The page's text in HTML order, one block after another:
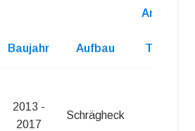
Baujahr Aufbau
Anzahl
Turen
2013 -
2017
Schrägheck